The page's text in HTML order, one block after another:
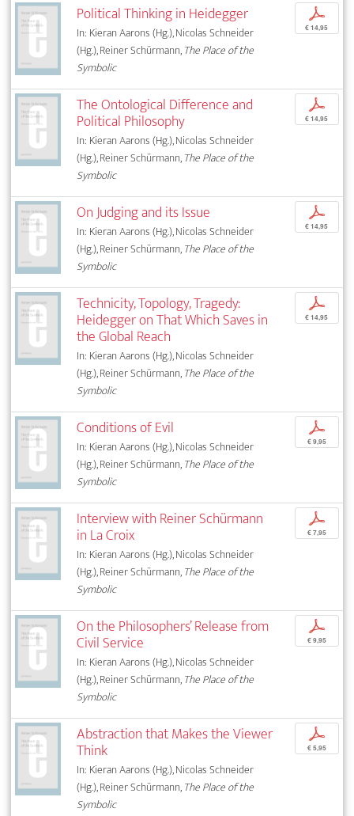
Political Thinking in Heidegger
In: Kieran Aarons (Hg.), Nicolas Schneider
(Hg.), Reiner Schürmann,The Place of the
Symbolic
p
€ 14,95
The Ontological Difference and
Political Philosophy
In: Kieran Aarons (Hg.), Nicolas Schneider
(Hg.), Reiner Schürmann,The Place of the
Symbolic
p
€ 14,95
On Judging and its Issue
In: Kieran Aarons (Hg.), Nicolas Schneider
(Hg.), Reiner Schürmann,The Place of the
Symbolic
p
€ 14,95
Technicity, Topology, Tragedy:
Heidegger on That Which Saves in
the Global Reach
In: Kieran Aarons (Hg.), Nicolas Schneider
(Hg.), Reiner Schürmann,The Place of the
Symbolic
p
€ 14,95
Conditions of Evil
In: Kieran Aarons (Hg.), Nicolas Schneider
(Hg.), Reiner Schürmann,The Place of the
Symbolic
p
€ 9,95
Interview with Reiner Schürmann
in La Croix
In: Kieran Aarons (Hg.), Nicolas Schneider
(Hg.), Reiner Schürmann,The Place of the
Symbolic
p
€ 7,95
On the Philosophers’ Release from
Civil Service
In: Kieran Aarons (Hg.), Nicolas Schneider
(Hg.), Reiner Schürmann,The Place of the
Symbolic
p
€ 9,95
Abstraction that Makes the Viewer
Think
In: Kieran Aarons (Hg.), Nicolas Schneider
(Hg.), Reiner Schürmann,The Place of the
Symbolic
p
€ 5,95